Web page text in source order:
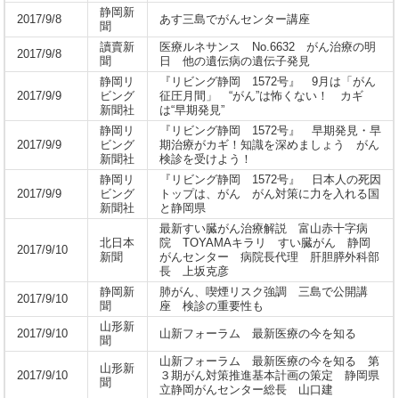
2017/9/8
静岡新
聞
あす三島でがんセンター講座
2017/9/8
讀賣新
聞
医療ルネサンス No.6632 がん治療の明
日 他の遺伝病の遺伝子発見
2017/9/9
静岡リ
ビング
新聞社
『リビング静岡 1572号』 9月は「がん
征圧月間」 “がん”は怖くない！ カギ
は“早期発見”
2017/9/9
静岡リ
ビング
新聞社
『リビング静岡 1572号』 早期発見・早
期治療がカギ！知識を深めましょう がん
検診を受けよう！
2017/9/9
静岡リ
ビング
新聞社
『リビング静岡 1572号』 日本人の死因
トップは、がん がん対策に力を入れる国
と静岡県
2017/9/10
北日本
新聞
最新すい臓がん治療解説 富山赤十字病
院 TOYAMAキラリ すい臓がん 静岡
がんセンター 病院長代理 肝胆膵外科部
長 上坂克彦
2017/9/10
静岡新
聞
肺がん、喫煙リスク強調 三島で公開講
座 検診の重要性も
2017/9/10
山形新
聞
山新フォーラム 最新医療の今を知る
2017/9/10
山形新
聞
山新フォーラム 最新医療の今を知る 第
３期がん対策推進基本計画の策定 静岡県
立静岡がんセンター総長 山口建